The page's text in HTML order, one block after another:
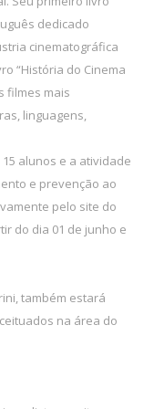
dedicado
cinematográfica
“História do Cinema
filmes mais
linguagens,
alunos e a atividade
e prevenção ao
pelo site do
do dia 01 de junho e
também estará
na área do